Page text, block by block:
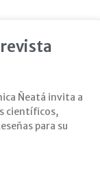
Ñeatá invita a
científicos,
para su